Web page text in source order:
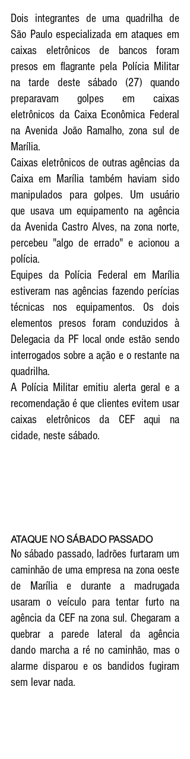
Dois integrantes de uma quadrilha de
São Paulo especializada em ataques em
caixas eletrônicos de bancos foram
presos em flagrante pela Polícia Militar
na tarde deste sábado (27) quando
preparavam golpes em caixas
eletrônicos da Caixa Econômica Federal
na Avenida João Ramalho, zona sul de
Marília.
Caixas eletrônicos de outras agências da
Caixa em Marília também haviam sido
manipulados para golpes. Um usuário
que usava um equipamento na agência
da Avenida Castro Alves, na zona norte,
percebeu "algo de errado" e acionou a
polícia.
Equipes da Polícia Federal em Marília
estiveram nas agências fazendo perícias
técnicas nos equipamentos. Os dois
elementos presos foram conduzidos à
Delegacia da PF local onde estão sendo
interrogados sobre a ação e o restante na
quadrilha.
A Polícia Militar emitiu alerta geral e a
recomendação é que clientes evitem usar
caixas eletrônicos da CEF aqui na
cidade, neste sábado.
ATAQUE NO SÁBADO PASSADO
No sábado passado, ladrões furtaram um
caminhão de uma empresa na zona oeste
de Marília e durante a madrugada
usaram o veículo para tentar furto na
agência da CEF na zona sul. Chegaram a
quebrar a parede lateral da agência
dando marcha a ré no caminhão, mas o
alarme disparou e os bandidos fugiram
sem levar nada.